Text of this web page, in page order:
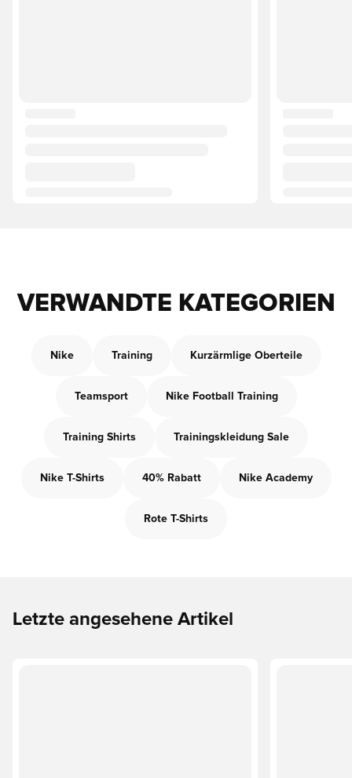
VERWANDTE KATEGORIEN
Nike Training Kurzärmlige Oberteile
Teamsport Nike Football Training
Training Shirts Trainingskleidung Sale
Nike T-Shirts 40% Rabatt Nike Academy
Rote T-Shirts
Letzte angesehene Artikel